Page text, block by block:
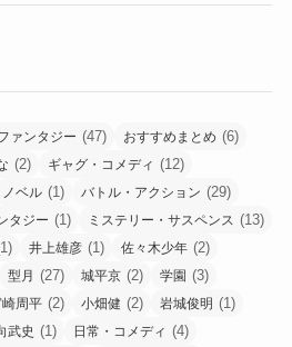
ァンタジー (47) おすすめまとめ (6)
(2) ギャグ・コメディ (12)
ノベル (1) バトル・アクション (29)
タジー (1) ミステリー・サスペンス (13)
井上雄彦 (1) 佐々木少年 (2)
型月 (27) 城平京 (2) 学園 (3)
周平 (2) 小畑健 (2) 岩城俊明 (1)
武史 (1) 日常・コメディ (4)